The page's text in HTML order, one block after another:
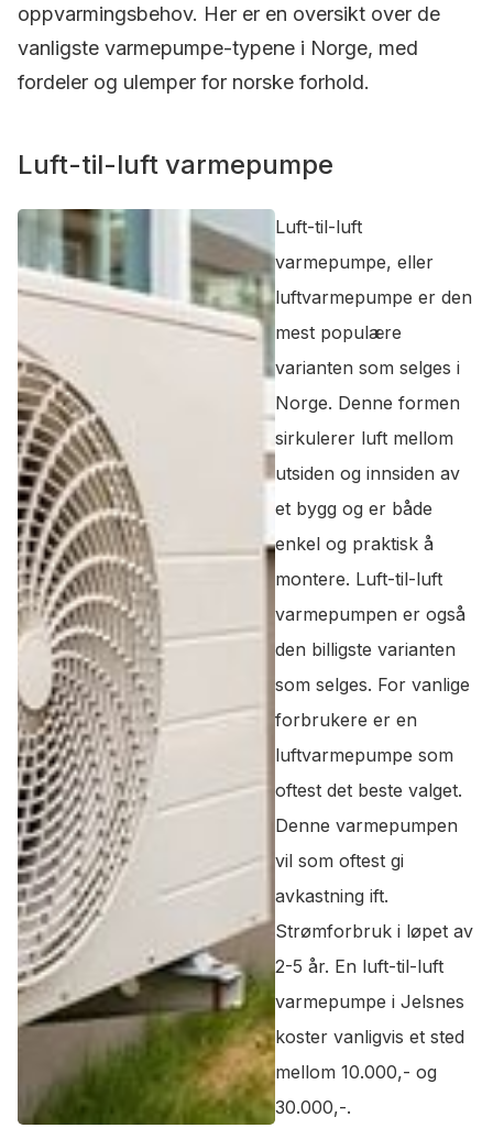
oppvarmingsbehov. Her er en oversikt over de
vanligste varmepumpe-typene i Norge, med
fordeler og ulemper for norske forhold.
Luft-til-luft varmepumpe
Luft-til-luft
varmepumpe, eller
luftvarmepumpe er den
mest populære
varianten som selges i
Norge. Denne formen
sirkulerer luft mellom
utsiden og innsiden av
et bygg og er både
enkel og praktisk å
montere. Luft-til-luft
varmepumpen er også
den billigste varianten
som selges. For vanlige
forbrukere er en
luftvarmepumpe som
oftest det beste valget.
Denne varmepumpen
vil som oftest gi
avkastning ift.
Strømforbruk i løpet av
2-5 år. En luft-til-luft
varmepumpe i Jelsnes
koster vanligvis et sted
mellom 10.000,- og
30.000,-.